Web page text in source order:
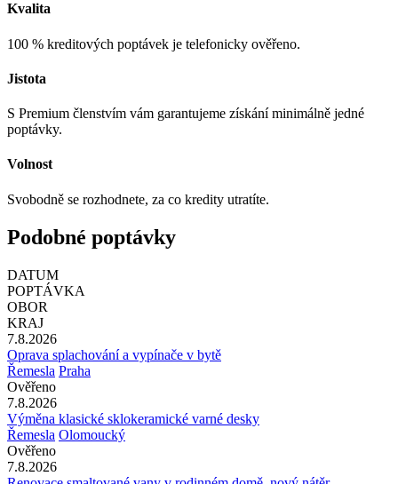
Kvalita
100 % kreditových poptávek je telefonicky ověřeno.
Jistota
S Premium členstvím vám garantujeme získání minimálně jedné
poptávky.
Volnost
Svobodně se rozhodnete, za co kredity utratíte.
Podobné poptávky
DATUM
POPTÁVKA
OBOR
KRAJ
7.8.2026
Oprava splachování a vypínače v bytě
Řemesla Praha
Ověřeno
7.8.2026
Výměna klasické sklokeramické varné desky
Řemesla Olomoucký
Ověřeno
7.8.2026